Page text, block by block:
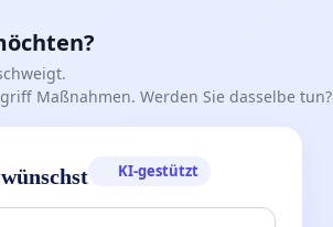
Maßnahmen. Werden Sie dasselbe tun?
KI-gestützt